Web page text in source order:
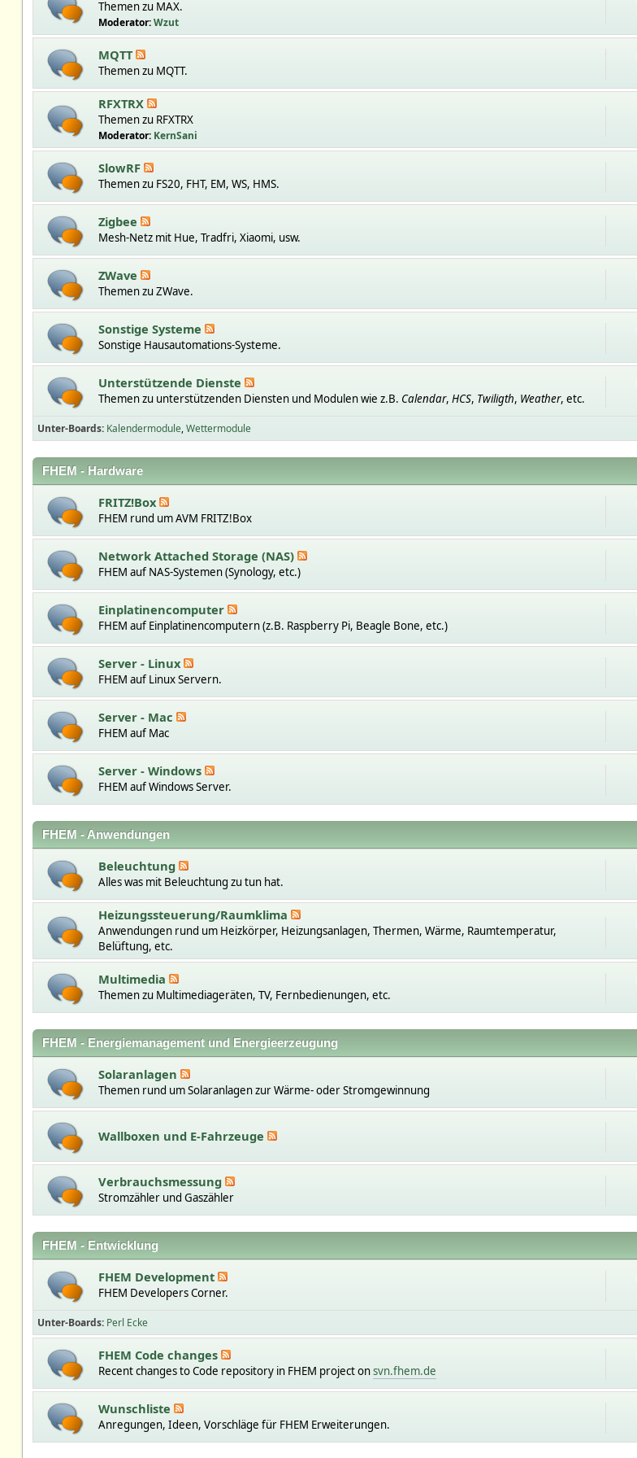
Themen zu MAX.
Moderator:Wzut
MQTT
Themen zu MQTT.
RFXTRX
Themen zu RFXTRX
Moderator: KernSani
SlowRF
Themen zu FS20, FHT, EM, WS, HMS.
Zigbee
Mesh-Netz mit Hue, Tradfri, Xiaomi, usw.
ZWave
Themen zu ZWave.
Sonstige Systeme
Sonstige Hausautomations-Systeme.
Unterstützende Dienste
Themen zu unterstützenden Diensten und Modulen wie z.B. Calendar, HCS, Twiligth, Weather, etc.
Unter-Boards Kalendermodule Wettermodule
FHEM - Hardware
FRITZ!Box
FHEM rund um AVM FRITZ!Box
Network Attached Storage (NAS)
FHEM auf NAS-Systemen (Synology, etc.)
Einplatinencomputer
FHEM auf Einplatinencomputern (z.B. Raspberry Pi, Beagle Bone, etc.)
Server - Linux
FHEM auf Linux Servern.
Server - Mac
FHEM auf Mac
Server - Windows
FHEM auf Windows Server.
FHEM - Anwendungen
Beleuchtung
Alles was mit Beleuchtung zu tun hat.
Heizungssteuerung/Raumklima
Anwendungen rund um Heizkörper, Heizungsanlagen, Thermen, Wärme, Raumtemperatur,
Belüftung, etc.
Multimedia
Themen zu Multimediageräten, TV, Fernbedienungen, etc.
FHEM - Energiemanagement und Energieerzeugung
Solaranlagen
Themen rund um Solaranlagen zur Wärme- oder Stromgewinnung
Wallboxen und E-Fahrzeuge
Verbrauchsmessung
Stromzähler und Gaszähler
FHEM - Entwicklung
FHEM Development
FHEM Developers Corner.
Unter-Boards Perl Ecke
FHEM Code changes
Recent changes to Code repository in FHEM project onsvn.fhem.de
Wunschliste
Anregungen, Ideen, Vorschläge für FHEM Erweiterungen.